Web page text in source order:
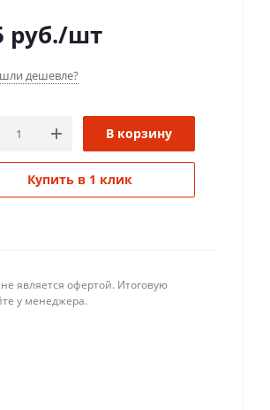
руб./шт
дешевле?
В корзину
Купить в 1 клик
является офертой. Итоговую
у менеджера.